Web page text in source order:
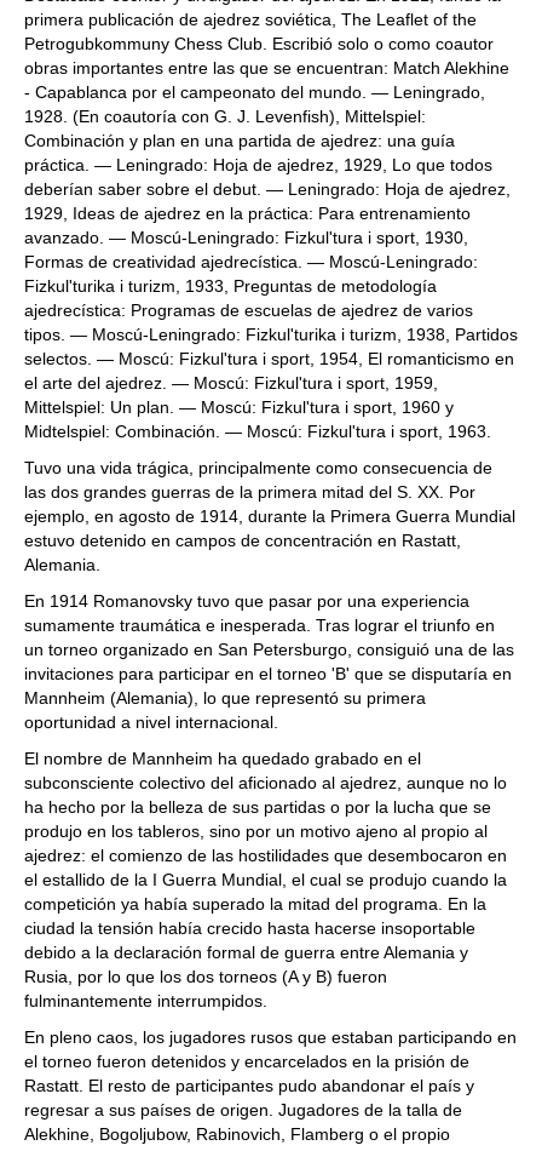
primera publicación de ajedrez soviética, The Leaflet of the
Petrogubkommuny Chess Club. Escribió solo o como coautor
obras importantes entre las que se encuentran: Match Alekhine
- Capablanca por el campeonato del mundo. — Leningrado,
1928. (En coautoría con G. J. Levenfish), Mittelspiel:
Combinación y plan en una partida de ajedrez: una guía
práctica. — Leningrado: Hoja de ajedrez, 1929, Lo que todos
deberían saber sobre el debut. — Leningrado: Hoja de ajedrez,
1929, Ideas de ajedrez en la práctica: Para entrenamiento
avanzado. — Moscú-Leningrado: Fizkul'tura i sport, 1930,
Formas de creatividad ajedrecística. — Moscú-Leningrado:
Fizkul'turika i turizm, 1933, Preguntas de metodología
ajedrecística: Programas de escuelas de ajedrez de varios
tipos. — Moscú-Leningrado: Fizkul'turika i turizm, 1938, Partidos
selectos. — Moscú: Fizkul'tura i sport, 1954, El romanticismo en
el arte del ajedrez. — Moscú: Fizkul'tura i sport, 1959,
Mittelspiel: Un plan. — Moscú: Fizkul'tura i sport, 1960 y
Midtelspiel: Combinación. — Moscú: Fizkul'tura i sport, 1963.
Tuvo una vida trágica, principalmente como consecuencia de
las dos grandes guerras de la primera mitad del S. XX. Por
ejemplo, en agosto de 1914, durante la Primera Guerra Mundial
estuvo detenido en campos de concentración en Rastatt,
Alemania.
En 1914 Romanovsky tuvo que pasar por una experiencia
sumamente traumática e inesperada. Tras lograr el triunfo en
un torneo organizado en San Petersburgo, consiguió una de las
invitaciones para participar en el torneo 'B' que se disputaría en
Mannheim (Alemania), lo que representó su primera
oportunidad a nivel internacional.
El nombre de Mannheim ha quedado grabado en el
subconsciente colectivo del aficionado al ajedrez, aunque no lo
ha hecho por la belleza de sus partidas o por la lucha que se
produjo en los tableros, sino por un motivo ajeno al propio al
ajedrez: el comienzo de las hostilidades que desembocaron en
el estallido de la I Guerra Mundial, el cual se produjo cuando la
competición ya había superado la mitad del programa. En la
ciudad la tensión había crecido hasta hacerse insoportable
debido a la declaración formal de guerra entre Alemania y
Rusia, por lo que los dos torneos (A y B) fueron
fulminantemente interrumpidos.
En pleno caos, los jugadores rusos que estaban participando en
el torneo fueron detenidos y encarcelados en la prisión de
Rastatt. El resto de participantes pudo abandonar el país y
regresar a sus países de origen. Jugadores de la talla de
Alekhine, Bogoljubow, Rabinovich, Flamberg o el propio